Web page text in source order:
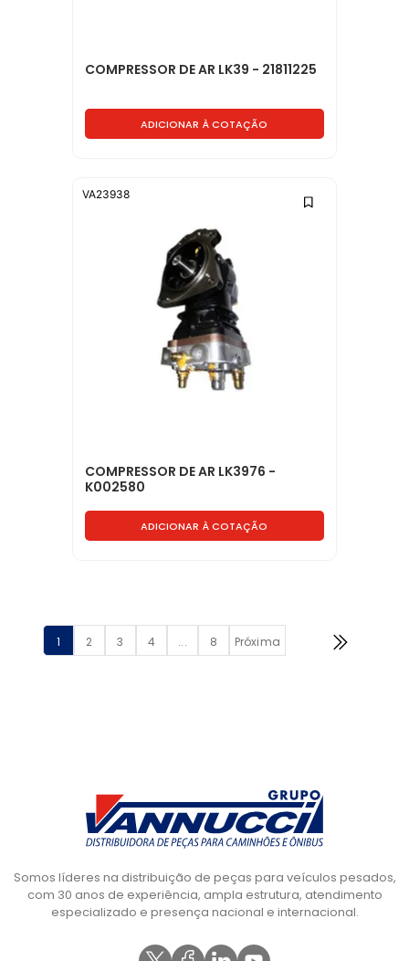
COMPRESSOR DE AR LK39 - 21811225
ADICIONAR À COTAÇÃO
COMPRESSOR DE AR LK3976 -
K002580
ADICIONAR À COTAÇÃO
VA23938
1 2 3 4 ... 8 Próxima
Somos líderes na distribuição de peças para veículos pesados,
com 30 anos de experiência, ampla estrutura, atendimento
especializado e presença nacional e internacional.